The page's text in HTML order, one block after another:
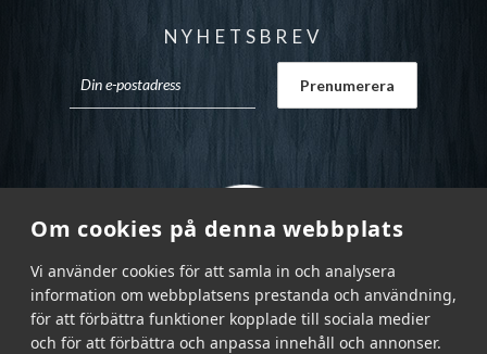
Om cookies på denna webbplats
Vi använder cookies för att samla in och analysera
information om webbplatsens prestanda och användning,
för att förbättra funktioner kopplade till sociala medier
och för att förbättra och anpassa innehåll och annonser.
NYHETSBREV